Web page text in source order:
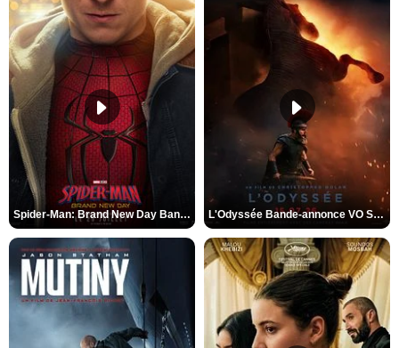
Spider-Man: Brand New Day Bande-annonce VO STFR L'Odyssée Bande-annonce VO STFR